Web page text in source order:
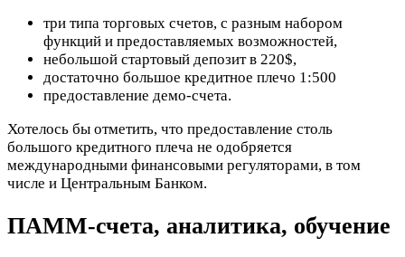
три типа торговых счетов, с разным набором
функций и предоставляемых возможностей,
небольшой стартовый депозит в 220$,
достаточно большое кредитное плечо 1:500
предоставление демо-счета.
Хотелось бы отметить, что предоставление столь
большого кредитного плеча не одобряется
международными финансовыми регуляторами, в том
числе и Центральным Банком.
ПАММ-счета, аналитика, обучение